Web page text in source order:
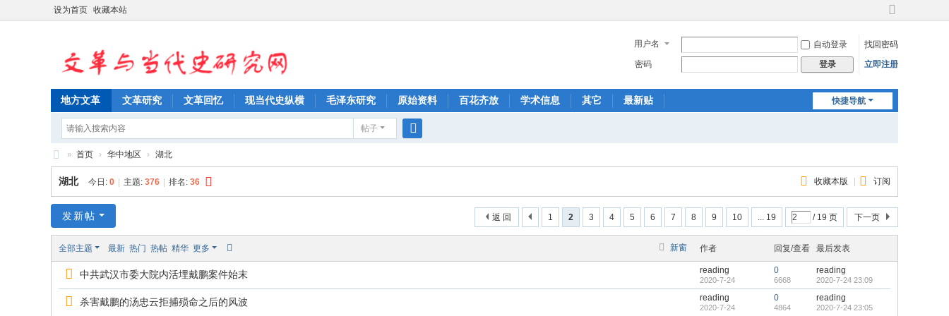
设为首页 收藏本站
切
到
宽
用户名 自动登录
找回密码
密码
登录 立即注册
快捷导航
地方文革 文革研究 文革回忆 现当代史纵横 毛泽东研究 原始资料 百花齐放 学术信息 其它 最新贴
帖子
索
文
革
当
» 首页 › 华中地区 › 湖北
收藏本版 订阅
湖北 今日: 0 主题: 376 排名: 36
1 2 3 4 5 6 7 8 9 10 ... 19 / 19 页 下一页
返 回
发新帖
新窗
全部主题 最新 热门 热帖 精华 更多 作者 回复/查看 最后发表
中共武汉市委大院内活埋戴鹏案件始末 reading
2020-7-24
0
6668
reading
2020-7-24 23:09
杀害戴鹏的汤忠云拒捕殒命之后的风波 reading
2020-7-24
0
4864
reading
2020-7-24 23:05